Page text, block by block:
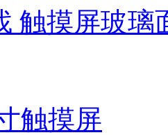
触摸屏玻璃
触摸屏